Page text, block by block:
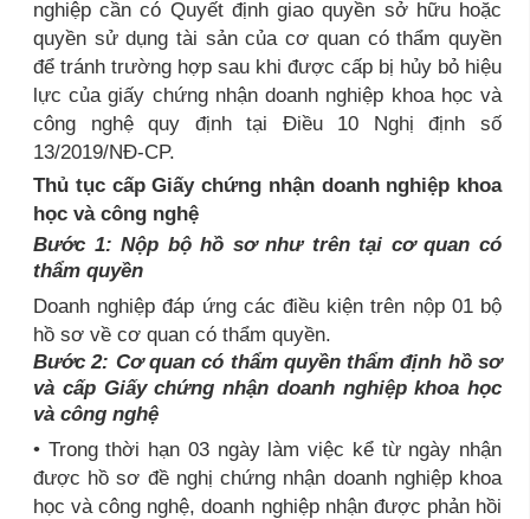
nghiệp cần có Quyết định giao quyền sở hữu hoặc
quyền sử dụng tài sản của cơ quan có thẩm quyền
để tránh trường hợp sau khi được cấp bị hủy bỏ hiệu
lực của giấy chứng nhận doanh nghiệp khoa học và
công nghệ quy định tại Điều 10 Nghị định số
13/2019/NĐ-CP.
Thủ tục cấp Giấy chứng nhận doanh nghiệp khoa
học và công nghệ
Bước 1: Nộp bộ hồ sơ như trên tại cơ quan có
thẩm quyền
Doanh nghiệp đáp ứng các điều kiện trên nộp 01 bộ
hồ sơ về cơ quan có thẩm quyền.
Bước 2: Cơ quan có thẩm quyền thẩm định hồ sơ
và cấp Giấy chứng nhận doanh nghiệp khoa học
và công nghệ
• Trong thời hạn 03 ngày làm việc kể từ ngày nhận
được hồ sơ đề nghị chứng nhận doanh nghiệp khoa
học và công nghệ, doanh nghiệp nhận được phản hồi